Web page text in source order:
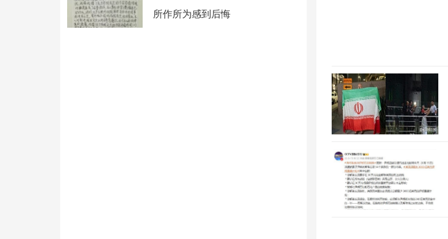
所作所为感到后悔